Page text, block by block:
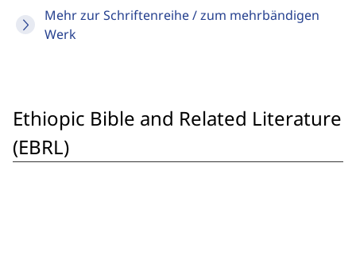
Mehr zur Schriftenreihe / zum mehrbändigen
Werk
Ethiopic Bible and Related Literature
(EBRL)